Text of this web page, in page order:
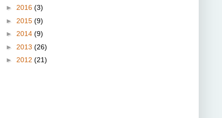
► 2016 (3)
► 2015 (9)
► 2014 (9)
► 2013 (26)
► 2012 (21)